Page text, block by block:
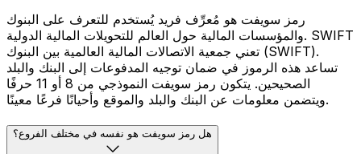
رمز سويفت هو مُعرِّف فريد يُستخدم للتعرف على البنوك
والمؤسسات المالية حول العالم للتحويلات المالية الدولية. SWIFT
تعني جمعية الاتصالات المالية العالمية بين البنوك (SWIFT).
تساعد هذه الرموز في ضمان توجيه المدفوعات إلى البنك والبلد
الصحيحين. يتكون رمز سويفت النموذجي من 8 أو 11 حرفًا
ويتضمن معلومات عن البنك والبلد والموقع وأحيانًا فرعًا معينًا.
هل رمز سويفت هو نفسه في مختلف الفروع؟